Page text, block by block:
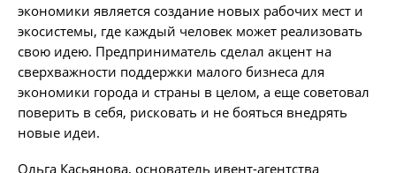
экономики является создание новых рабочих мест и
экосистемы, где каждый человек может реализовать
свою идею. Предприниматель сделал акцент на
сверхважности поддержки малого бизнеса для
экономики города и страны в целом, а еще советовал
поверить в себя, рисковать и не бояться внедрять
новые идеи.
Ольга Касьянова, основатель ивент-агентства